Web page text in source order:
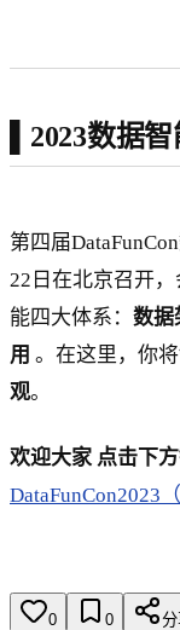
▌2023数据
第四届
22日在北京召开
能四大体系： 数据
用 。在这里，你将
观。
欢迎大家 点击下
DataFunCon2023
0 0